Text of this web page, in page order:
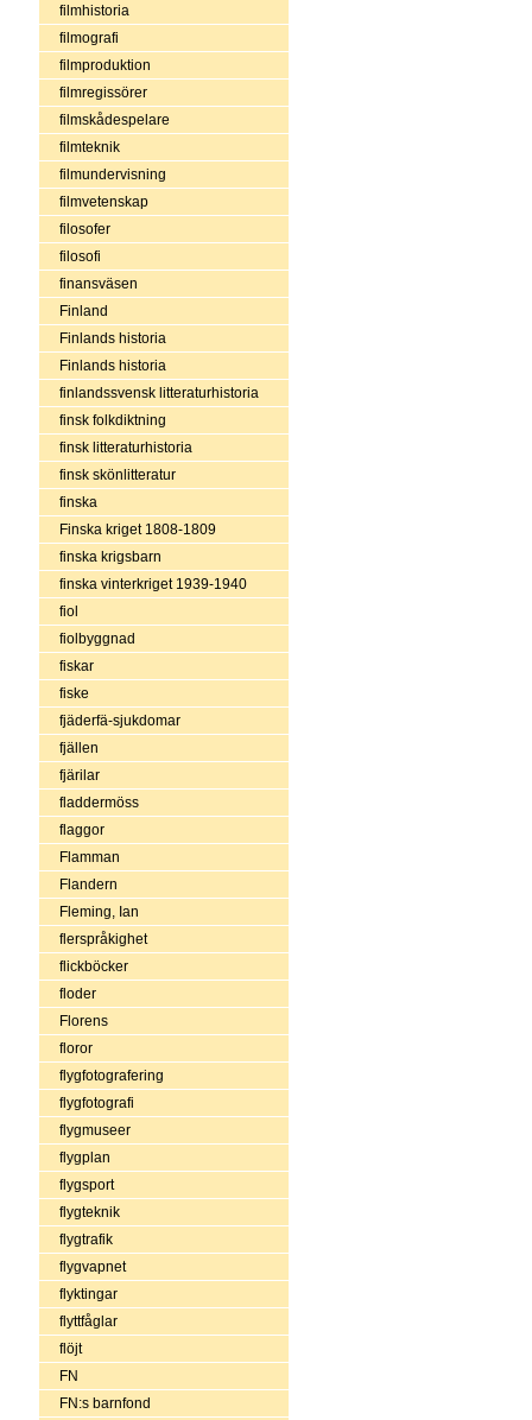
filmhistoria
filmografi
filmproduktion
filmregissörer
filmskådespelare
filmteknik
filmundervisning
filmvetenskap
filosofer
filosofi
finansväsen
Finland
Finlands historia
Finlands historia
finlandssvensk litteraturhistoria
finsk folkdiktning
finsk litteraturhistoria
finsk skönlitteratur
finska
Finska kriget 1808-1809
finska krigsbarn
finska vinterkriget 1939-1940
fiol
fiolbyggnad
fiskar
fiske
fjäderfä-sjukdomar
fjällen
fjärilar
fladdermöss
flaggor
Flamman
Flandern
Fleming, Ian
flerspråkighet
flickböcker
floder
Florens
floror
flygfotografering
flygfotografi
flygmuseer
flygplan
flygsport
flygteknik
flygtrafik
flygvapnet
flyktingar
flyttfåglar
flöjt
FN
FN:s barnfond